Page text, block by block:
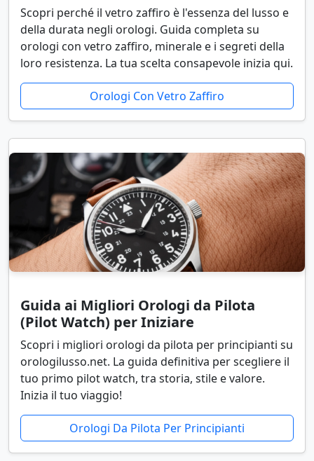
Scopri perché il vetro zaffiro è l'essenza del lusso e
della durata negli orologi. Guida completa su
orologi con vetro zaffiro, minerale e i segreti della
loro resistenza. La tua scelta consapevole inizia qui.
Orologi Con Vetro Zaffiro
Guida ai Migliori Orologi da Pilota
(Pilot Watch) per Iniziare
Scopri i migliori orologi da pilota per principianti su
orologilusso.net. La guida definitiva per scegliere il
tuo primo pilot watch, tra storia, stile e valore.
Inizia il tuo viaggio!
Orologi Da Pilota Per Principianti